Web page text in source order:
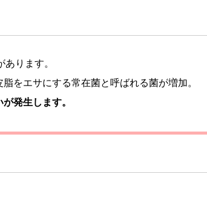
ります。
をエサにする常在菌と呼ばれる菌が増加。
発生します。